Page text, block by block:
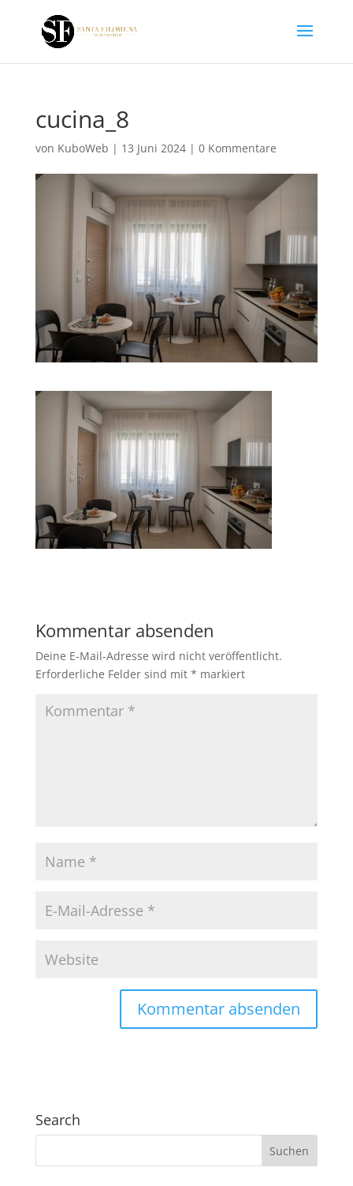
cucina_8
von KuboWeb | 13 Juni 2024| 0 Kommentare
Kommentar absenden
Deine E-Mail-Adresse wird nicht veröffentlicht.
Erforderliche Felder sind mit * markiert
Search